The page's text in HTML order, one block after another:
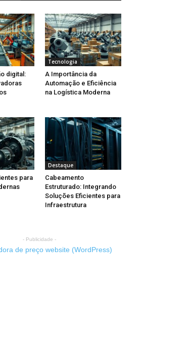
digital:
Tecnologia
A Importância da
Automação e Eficiência
na Logística Moderna
para
Destaque
Cabeamento
Estruturado: Integrando
Soluções Eficientes para
Infraestrutura
- Publicidade -